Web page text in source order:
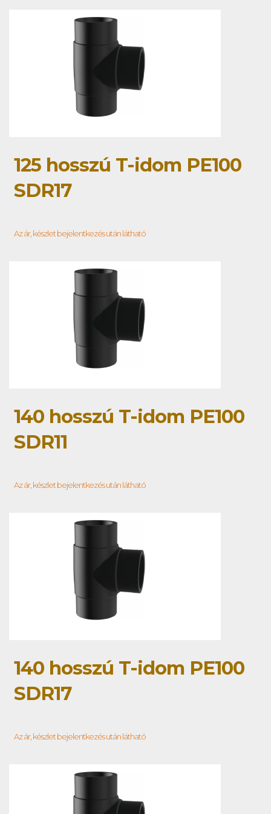
125 hosszú T-idom PE100
SDR17
Az ár, készlet bejelentkezés után látható
140 hosszú T-idom PE100
SDR11
Az ár, készlet bejelentkezés után látható
140 hosszú T-idom PE100
SDR17
Az ár, készlet bejelentkezés után látható